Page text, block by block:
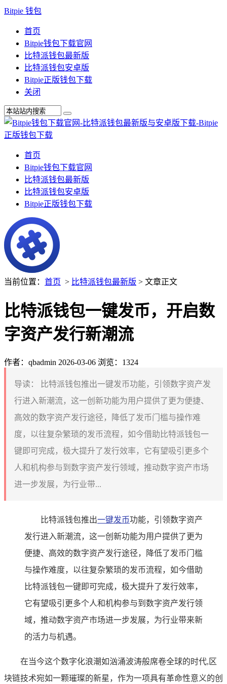
Bitpie 钱包
首页
Bitpie钱包下载官网
比特派钱包最新版
比特派钱包安卓版
Bitpie正版钱包下载
关闭
首页
Bitpie钱包下载官网
比特派钱包最新版
比特派钱包安卓版
Bitpie正版钱包下载
当前位置： 首页 > 比特派钱包最新版 > 文章正文
比特派钱包一键发币，开启数
字资产发行新潮流
作者：qbadmin 2026-03-06 浏览：1324
导读：
比特派钱包推出一键发币功能，引领数字资产发
行进入新潮流，这一创新功能为用户提供了更为便捷、
高效的数字资产发行途径，降低了发币门槛与操作难
度，以往复杂繁琐的发币流程，如今借助比特派钱包一
键即可完成，极大提升了发行效率，它有望吸引更多个
人和机构参与到数字资产发行领域，推动数字资产市场
进一步发展，为行业带...
比特派钱包推出一键发币功能，引领数字资产
发行进入新潮流，这一创新功能为用户提供了更为
便捷、高效的数字资产发行途径，降低了发币门槛
与操作难度，以往复杂繁琐的发币流程，如今借助
比特派钱包一键即可完成，极大提升了发行效率，
它有望吸引更多个人和机构参与到数字资产发行领
域，推动数字资产市场进一步发展，为行业带来新
的活力与机遇。
在当今这个数字化浪潮如汹涌波涛般席卷全球的时代,区
块链技术宛如一颗璀璨的新星，作为一项具有革命性意义的创